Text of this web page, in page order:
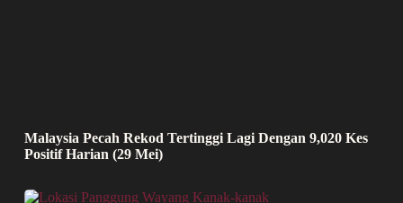
Malaysia Pecah Rekod Tertinggi Lagi Dengan 9,020 Kes
Positif Harian (29 Mei)